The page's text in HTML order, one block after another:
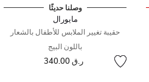
وصلنا حديثًا
مايورال
حقيبة تغيير الملابس للأطفال بالشعار
باللون البيج
ر.ق 340.00